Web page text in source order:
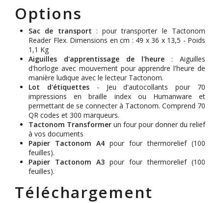
Options
Sac de transport : pour transporter le Tactonom
Reader Flex. Dimensions en cm : 49 x 36 x 13,5 - Poids
1,1 Kg
Aiguilles d'apprentissage de l'heure : Aiguilles
d'horloge avec mouvement pour apprendre l'heure de
manière ludique avec le lecteur Tactonom.
Lot d'étiquettes- Jeu d'autocollants pour 70
impressions en braille index ou Humanware et
permettant de se connecter à Tactonom. Comprend 70
QR codes et 300 marqueurs.
Tactonom Transformer un four pour donner du relief
à vos documents
Papier Tactonom A4 pour four thermorelief (100
feuilles).
Papier Tactonom A3 pour four thermorelief (100
feuilles).
Téléchargement